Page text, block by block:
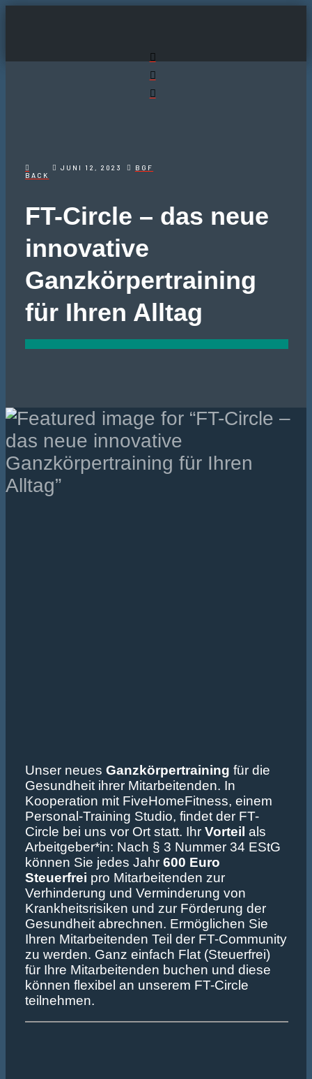
BACK
JUNI 12, 2023 BGF
FT-Circle – das neue
innovative
Ganzkörpertraining
für Ihren Alltag
Unser neues Ganzkörpertraining für die
Gesundheit ihrer Mitarbeitenden. In
Kooperation mit FiveHomeFitness, einem
Personal-Training Studio, findet der FT-
Circle bei uns vor Ort statt. Ihr Vorteil als
Arbeitgeber*in: Nach § 3 Nummer 34 EStG
können Sie jedes Jahr 600 Euro
Steuerfrei pro Mitarbeitenden zur
Verhinderung und Verminderung von
Krankheitsrisiken und zur Förderung der
Gesundheit abrechnen. Ermöglichen Sie
Ihren Mitarbeitenden Teil der FT-Community
zu werden. Ganz einfach Flat (Steuerfrei)
für Ihre Mitarbeitenden buchen und diese
können flexibel an unserem FT-Circle
teilnehmen.